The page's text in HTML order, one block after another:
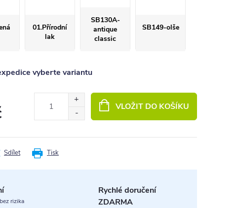
01.Přírodní
lak
SB130A-
antique
classic
SB149-olše
vyberte variantu
VLOŽIT DO KOŠÍKU
Tisk
Sdílet
rizika
Rychlé doručení
ZDARMA